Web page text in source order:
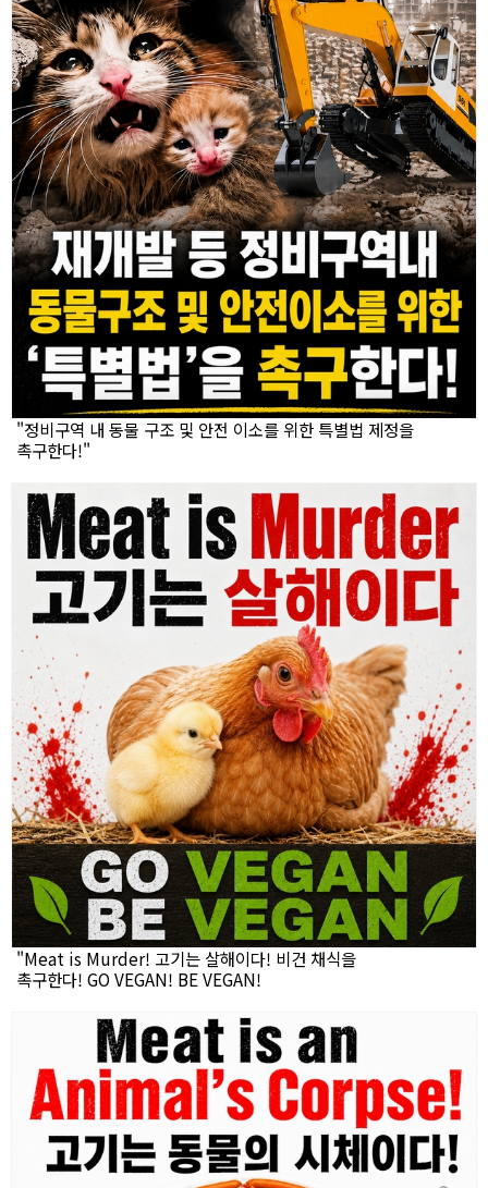
"정비구역 내 동물 구조 및 안전 이소를 위한 특별법 제정을
촉구한다!"
"Meat is Murder! 고기는 살해이다! 비건 채식을
촉구한다! GO VEGAN! BE VEGAN!